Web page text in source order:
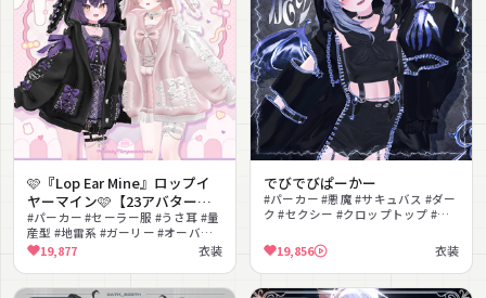
🩷『Lop Ear Mine』ロップイ
ヤーマイン🩷【23アバター対
応】
#パーカー #セーラー服 #うさ耳 #量
産型 #地雷系 #ガーリー #オーバー
サイズ #ブラウス #スカート #リュ
19,877 衣装
でびでびぱーかー
#パーカー #悪魔 #サキュバス #ダー
ク #セクシー #クロップトップ #フ
ェーン
19,856 衣装